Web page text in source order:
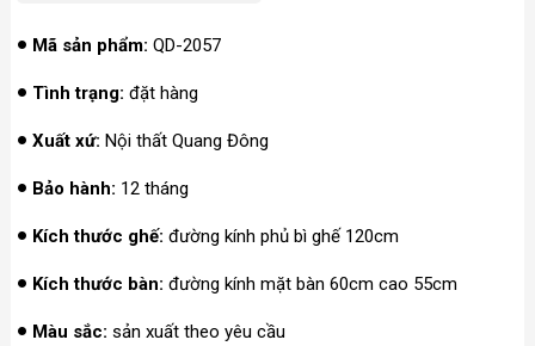
Mã sản phẩm: QD-2057
Tình trạng: đặt hàng
Xuất xứ: Nội thất Quang Đông
Bảo hành: 12 tháng
Kích thước ghế: đường kính phủ bì ghế 120cm
Kích thước bàn: đường kính mặt bàn 60cm cao 55cm
Màu sắc: sản xuất theo yêu cầu